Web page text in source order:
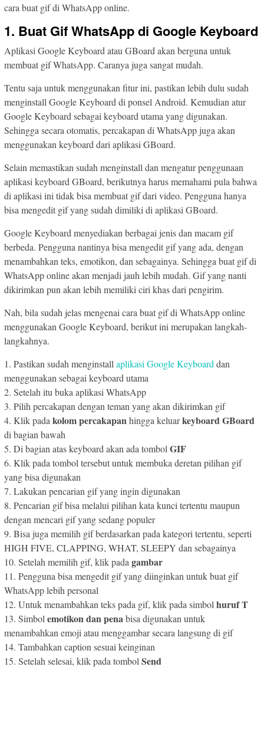
cara buat gif di WhatsApp online.
1. Buat Gif WhatsApp di Google Keyboard
Aplikasi Google Keyboard atau GBoard akan berguna untuk
membuat gif WhatsApp. Caranya juga sangat mudah.
Tentu saja untuk menggunakan fitur ini, pastikan lebih dulu sudah
menginstall Google Keyboard di ponsel Android. Kemudian atur
Google Keyboard sebagai keyboard utama yang digunakan.
Sehingga secara otomatis, percakapan di WhatsApp juga akan
menggunakan keyboard dari aplikasi GBoard.
Selain memastikan sudah menginstall dan mengatur penggunaan
aplikasi keyboard GBoard, berikutnya harus memahami pula bahwa
di aplikasi ini tidak bisa membuat gif dari video. Pengguna hanya
bisa mengedit gif yang sudah dimiliki di aplikasi GBoard.
Google Keyboard menyediakan berbagai jenis dan macam gif
berbeda. Pengguna nantinya bisa mengedit gif yang ada, dengan
menambahkan teks, emotikon, dan sebagainya. Sehingga buat gif di
WhatsApp online akan menjadi jauh lebih mudah. Gif yang nanti
dikirimkan pun akan lebih memiliki ciri khas dari pengirim.
Nah, bila sudah jelas mengenai cara buat gif di WhatsApp online
menggunakan Google Keyboard, berikut ini merupakan langkah-
langkahnya.
1. Pastikan sudah menginstall aplikasi Google Keyboard dan
menggunakan sebagai keyboard utama
2. Setelah itu buka aplikasi WhatsApp
3. Pilih percakapan dengan teman yang akan dikirimkan gif
4. Klik pada kolom percakapanhingga keluarkeyboard GBoard
di bagian bawah
5. Di bagian atas keyboard akan ada tombol GIF
6. Klik pada tombol tersebut untuk membuka deretan pilihan gif
yang bisa digunakan
7. Lakukan pencarian gif yang ingin digunakan
8. Pencarian gif bisa melalui pilihan kata kunci tertentu maupun
dengan mencari gif yang sedang populer
9. Bisa juga memilih gif berdasarkan pada kategori tertentu, seperti
HIGH FIVE, CLAPPING, WHAT, SLEEPY dan sebagainya
10. Setelah memilih gif, klik pada gambar
11. Pengguna bisa mengedit gif yang diinginkan untuk buat gif
WhatsApp lebih personal
12. Untuk menambahkan teks pada gif, klik pada simbol huruf T
13. Simbol emotikon dan penabisa digunakan untuk
menambahkan emoji atau menggambar secara langsung di gif
14. Tambahkan caption sesuai keinginan
15. Setelah selesai, klik pada tombol Send